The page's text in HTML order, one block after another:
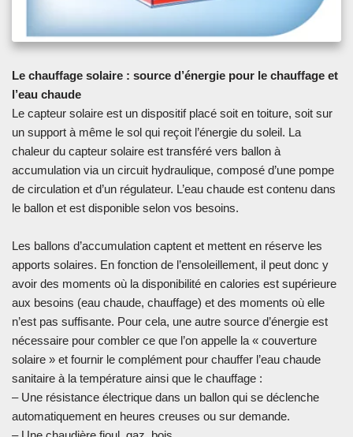
Le chauffage solaire : source d’énergie pour le chauffage et
l’eau chaude
Le capteur solaire est un dispositif placé soit en toiture, soit sur
un support à même le sol qui reçoit l’énergie du soleil. La
chaleur du capteur solaire est transféré vers ballon à
accumulation via un circuit hydraulique, composé d’une pompe
de circulation et d’un régulateur. L’eau chaude est contenu dans
le ballon et est disponible selon vos besoins.
Les ballons d’accumulation captent et mettent en réserve les
apports solaires. En fonction de l’ensoleillement, il peut donc y
avoir des moments où la disponibilité en calories est supérieure
aux besoins (eau chaude, chauffage) et des moments où elle
n’est pas suffisante. Pour cela, une autre source d’énergie est
nécessaire pour combler ce que l’on appelle la « couverture
solaire » et fournir le complément pour chauffer l’eau chaude
sanitaire à la température ainsi que le chauffage :
– Une résistance électrique dans un ballon qui se déclenche
automatiquement en heures creuses ou sur demande.